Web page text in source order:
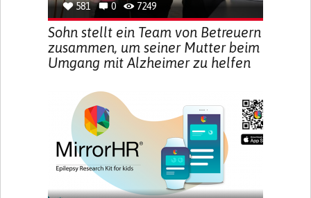
581 0 7249
Sohn stellt ein Team von Betreuern
zusammen, um seiner Mutter beim
Umgang mit Alzheimer zu helfen